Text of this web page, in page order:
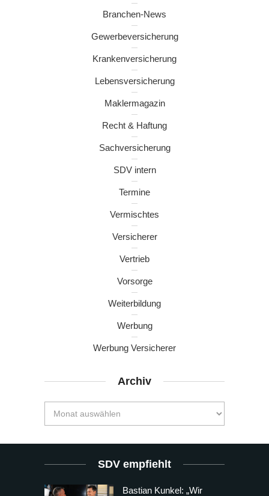
Branchen-News
Gewerbeversicherung
Krankenversicherung
Lebensversicherung
Maklermagazin
Recht & Haftung
Sachversicherung
SDV intern
Termine
Vermischtes
Versicherer
Vertrieb
Vorsorge
Weiterbildung
Werbung
Werbung Versicherer
Archiv
SDV empfiehlt
Bastian Kunkel: „Wir